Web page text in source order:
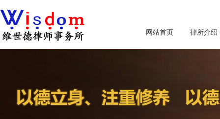
网站首页 律所介绍